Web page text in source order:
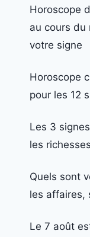
Horoscope
au cours du
votre signe
Horoscope
pour les 12
Les 3
les
Quels sont
les affaires,
Le 7 août